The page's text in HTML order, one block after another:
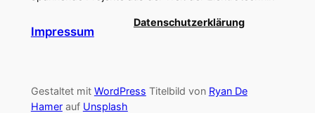
Impressum
Datenschutzerklärung
Gestaltet mit WordPress Titelbild von Ryan De
Hamerauf Unsplash